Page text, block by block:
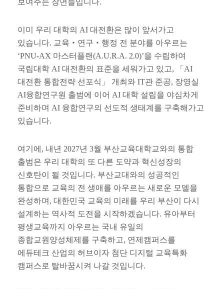
보여주는 장면들입니다.
이미 우리 대학의 AI 대전환은 많이 앞서가고
있습니다. 교육 ‧ 연구 ‧ 행정 전 분야를 아우르는
‘PNU-AX 마스터플랜(A.U.R.A. 2.0)’을 수립하여
국립대학 AI 대전환의 표준을 세워가고 있고, 「 AI
대전환 통합전략 선포식 」 개최와 IT관 준공, 장영실
AI융합연구원 출범에 이어 AI 대학 설립을 야심차게
준비하며 AI 융합연구의 선도적 생태계를 구축해가고
있습니다.
여기에 , 내년 2027년 3월 부산교육대학교와의 통합
출범은 우리 대학의 또 다른 도약과 혁신성장의
신호탄이 될 것입니다. 부산교대와의 성공적인
통합으로 교육의 전 생애를 아우르는 새로운 모델을
완성하며 , 대한민국 교육의 미래를 우리 부산이 다시
설계하는 역사적 도전을 시작하겠습니다. 유아부터
평생교육까지 아우르는 국내 유일의
종합교원양성체제를 구축하고, 연제캠퍼스를
에듀테크 산업의 허브이자 첨단 디지털 교육특화
캠퍼스로 탈바꿈시켜 나갈 것입니다.